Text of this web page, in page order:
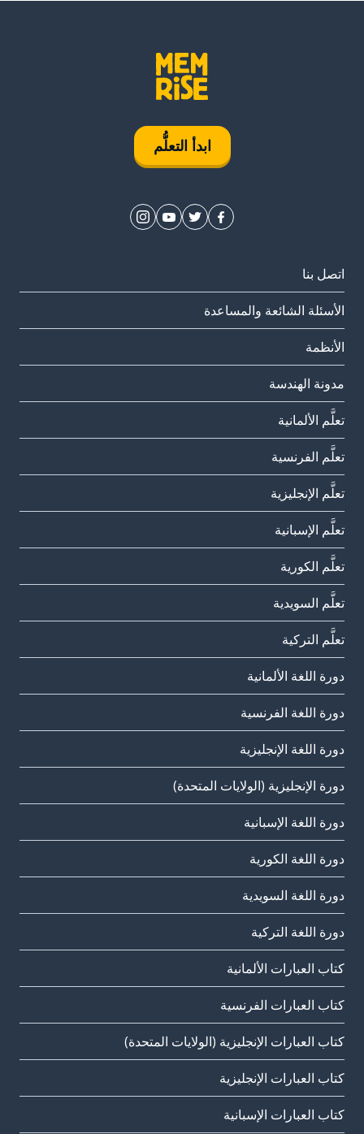
ابدأ التعلُّم
اتصل بنا
الأسئلة الشائعة والمساعدة
الأنظمة
مدونة الهندسة
تعلَّم الألمانية
تعلَّم الفرنسية
تعلَّم الإنجليزية
تعلَّم الإسبانية
تعلَّم الكورية
تعلَّم السويدية
تعلَّم التركية
دورة اللغة الألمانية
دورة اللغة الفرنسية
دورة اللغة الإنجليزية
دورة الإنجليزية (الولايات المتحدة)
دورة اللغة الإسبانية
دورة اللغة الكورية
دورة اللغة السويدية
دورة اللغة التركية
كتاب العبارات الألمانية
كتاب العبارات الفرنسية
كتاب العبارات الإنجليزية (الولايات المتحدة)
كتاب العبارات الإنجليزية
كتاب العبارات الإسبانية